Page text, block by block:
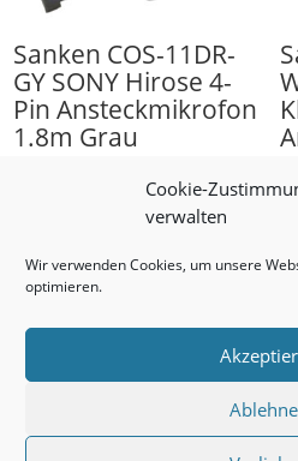
Cookie-
verwalten
Wir verwenden Cookies, um unsere
optimieren.
Sanken COS-11DR-
GY SONY Hirose 4-
Pin Ansteckmikrofon
1.8m Grau
Cookie-